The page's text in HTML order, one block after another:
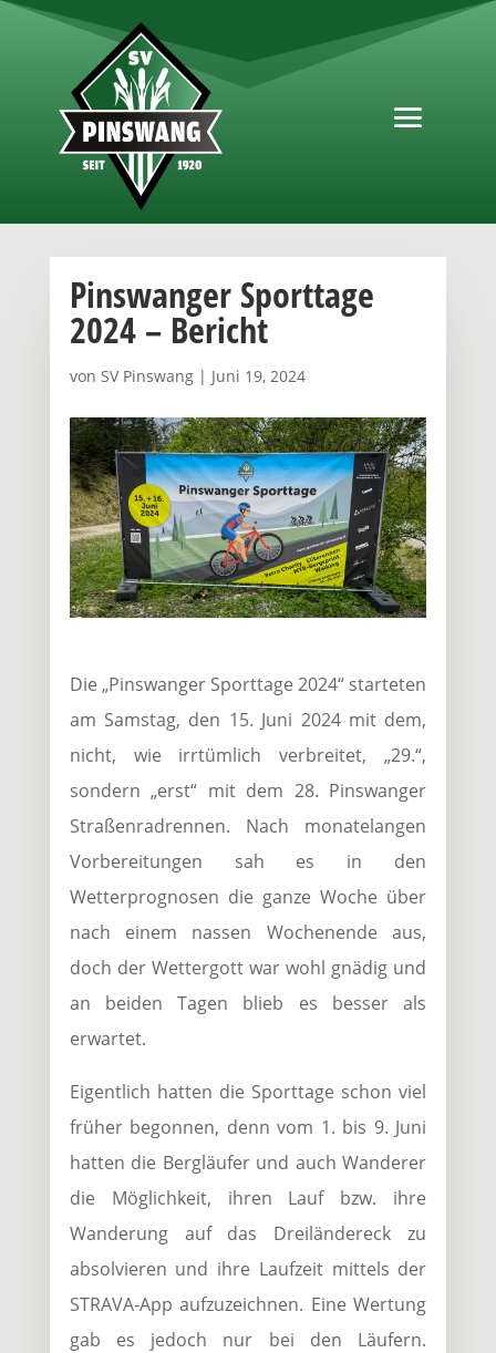
Pinswanger Sporttage
2024 – Bericht
von SV Pinswang| Juni 19, 2024
Die „Pinswanger Sporttage 2024“ starteten
am Samstag, den 15. Juni 2024 mit dem,
nicht, wie irrtümlich verbreitet, „29.“,
sondern „erst“ mit dem 28. Pinswanger
Straßenradrennen. Nach monatelangen
Vorbereitungen sah es in den
Wetterprognosen die ganze Woche über
nach einem nassen Wochenende aus,
doch der Wettergott war wohl gnädig und
an beiden Tagen blieb es besser als
erwartet.
Eigentlich hatten die Sporttage schon viel
früher begonnen, denn vom 1. bis 9. Juni
hatten die Bergläufer und auch Wanderer
die Möglichkeit, ihren Lauf bzw. ihre
Wanderung auf das Dreiländereck zu
absolvieren und ihre Laufzeit mittels der
STRAVA-App aufzuzeichnen. Eine Wertung
gab es jedoch nur bei den Läufern.